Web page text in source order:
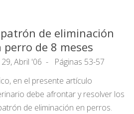
de eliminación
de 8 meses
Abril '06
Páginas 53-57
en el presente artículo
debe afrontar y resolver los
de eliminación en perros.